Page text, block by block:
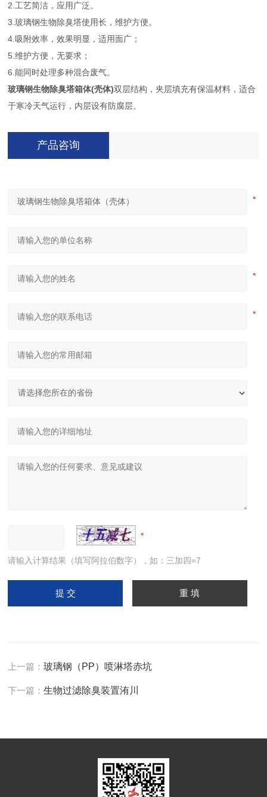
2.工艺简洁，应用广泛。
3.玻璃钢生物除臭塔使用长，维护方便。
4.吸附效率，效果明显，适用面广；
5.维护方便，无要求；
6.能同时处理多种混合废气。
玻璃钢生物除臭塔箱体(壳体)双层结构，夹层填充有保温材料，适合
于寒冷天气运行，内层设有防腐层。
产品咨询
请输入计算结果（填写阿拉伯数字），如：三加四=7
上一篇：玻璃钢（PP）喷淋塔赤坑
下一篇：生物过滤除臭装置洧川